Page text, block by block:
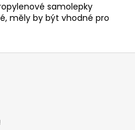
samolepky
měly by být vhodné pro